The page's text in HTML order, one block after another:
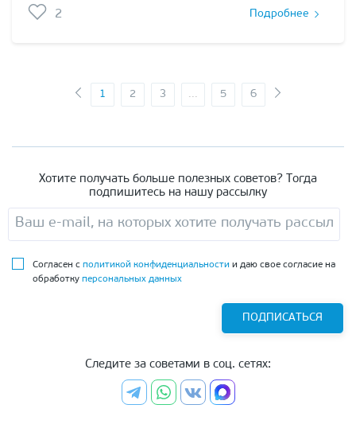
2 Подробнее
1 2 3 ... 5 6
Хотите получать больше полезных советов? Тогда
подпишитесь на нашу рассылку
Согласен с политикой конфиденциальности и даю свое согласие на
обработку персональных данных
ПОДПИСАТЬСЯ
Следите за советами в соц. сетях: